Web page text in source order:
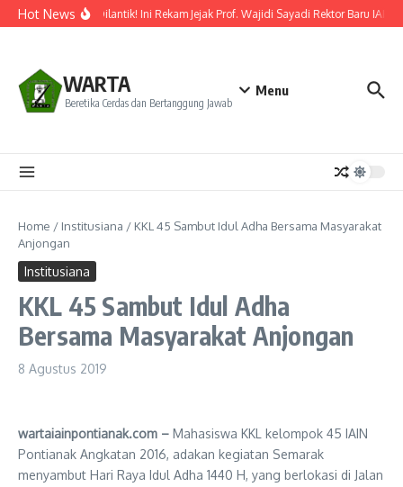
Lewati ke konten
Hot NewsResmi Dilantik! Ini Rekam Jejak Prof. Wajidi Sayadi Rektor Baru IAIN
WARTA
Beretika Cerdas dan Bertanggung Jawab
Menu
Home / Institusiana / KKL 45 Sambut Idul Adha Bersama Masyarakat
Anjongan
Institusiana
KKL 45 Sambut Idul Adha
Bersama Masyarakat Anjongan
8 Agustus 2019
wartaiainpontianak.com – Mahasiswa KKL kelompok 45 IAIN
Pontianak Angkatan 2016, adakan kegiatan Semarak
menyambut Hari Raya Idul Adha 1440 H, yang berlokasi di Jalan